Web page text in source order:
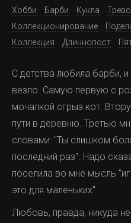
Хобби Барби Кукла
Коллекционирование
Коллекция
Длиннопост
С детства любила барби,
везло. Самую первую с
мочалкой сгрыз кот.
пути в деревню. Третью
словами: "Ты слишком
последний раз". Надо
поселила во мне мысль
это для маленьких".
Любовь, правда, никуда